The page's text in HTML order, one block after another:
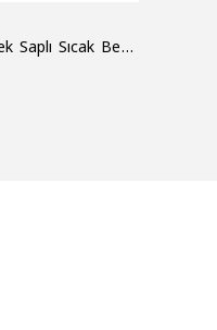
1/3 325*176*65 522 Tek Saplı Sıcak Bekletme Tepsisi